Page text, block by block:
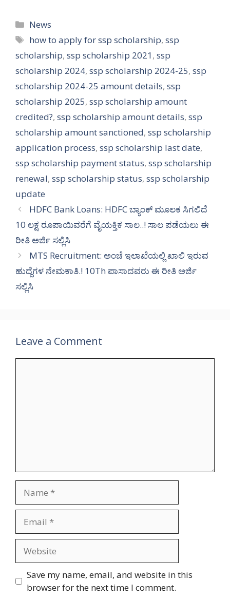
Categories
News
Tags
how to apply for ssp scholarship,ssp
scholarship, ssp scholarship 2021, ssp
scholarship 2024, ssp scholarship 2024-25, ssp
scholarship 2024-25 amount details, ssp
scholarship 2025, ssp scholarship amount
credited?, ssp scholarship amount details, ssp
scholarship amount sanctioned, ssp scholarship
application process, ssp scholarship last date,
ssp scholarship payment status, ssp scholarship
renewal, ssp scholarship status, ssp scholarship
update
HDFC Bank Loans: HDFC ಬ್ಯಾಂಕ್ ಮೂಲಕ ಸಿಗಲಿದೆ
10 ಲಕ್ಷ ರೂಪಾಯಿವರೆಗೆ ವೈಯಕ್ತಿಕ ಸಾಲ..! ಸಾಲ ಪಡೆಯಲು ಈ
ರೀತಿ ಅರ್ಜಿ ಸಲ್ಲಿಸಿ
MTS Recruitment: ಅಂಚೆ ಇಲಾಖೆಯಲ್ಲಿ ಖಾಲಿ ಇರುವ
ಹುದ್ದೆಗಳ ನೇಮಕಾತಿ.! 10Th ಪಾಸಾದವರು ಈ ರೀತಿ ಅರ್ಜಿ
ಸಲ್ಲಿಸಿ
Leave a Comment
Save my name, email, and website in this
browser for the next time I comment.